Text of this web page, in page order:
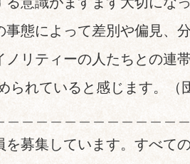
事態によって差別や偏見、
ノリティーの人たちとの連
られていると感じます。（
＿＿＿＿＿＿＿＿＿＿＿＿
募集しています。すべて